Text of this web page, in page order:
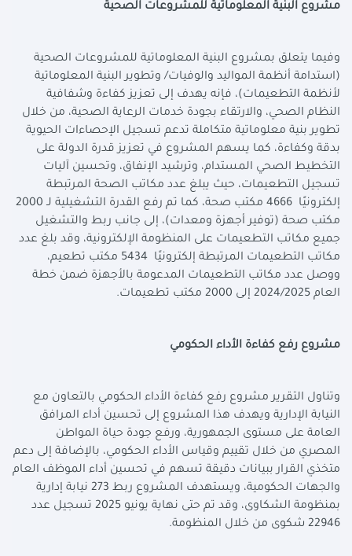
مشروع البنية المعلوماتية للمشروعات الصحية
وفيما يتعلق بمشروع البنية المعلوماتية للمشروعات الصحية
(استدامة أنظمة المواليد والوفيات/ وتطوير البنية المعلوماتية
لأنظمة التطعيمات)، فإنه يهدف إلى تعزيز كفاءة وشفافية
النظام الصحي، والارتقاء بجودة خدمات الرعاية الصحية، من خلال
تطوير بنية معلوماتية متكاملة تدعم تسجيل الإحصاءات الحيوية
بدقة وكفاءة، كما يسهم المشروع في تعزيز قدرة الدولة على
التخطيط الصحي المستدام، وترشيد الإنفاق، وتحسين آليات
تسجيل التطعيمات، حيث يبلغ عدد مكاتب الصحة المرتبطة
إلكترونيًا 4666 مكتب صحة، كما تم رفع القدرة التشغيلية لـ 2000
مكتب صحة (توفير أجهزة ومعدات)، إلى جانب ربط والتشغيل
جميع مكاتب التطعيمات على المنظومة الإلكترونية، وقد بلغ عدد
مكاتب التطعيمات المرتبطة إلكترونيًا 5434 مكتب تطعيم،
ووصل عدد مكاتب التطعيمات المدعومة بالأجهزة ضمن خطة
العام 2024/2025 إلى 2000 مكتب تطعيمات
.
مشروع رفع كفاءة الأداء الحكومي
وتناول التقرير مشروع رفع كفاءة الأداء الحكومي بالتعاون مع
النيابة الإدارية ويهدف هذا المشروع إلى تحسين أداء المرافق
العامة على مستوى الجمهورية، ورفع جودة حياة المواطن
المصري من خلال تقييم وقياس الأداء الحكومي، بالإضافة إلى دعم
متخذي القرار ببيانات دقيقة تسهم في تحسين أداء الموظف العام
والجهات الحكومية، ويستهدف المشروع ربط 273 نيابة إدارية
بمنظومة الشكاوى، وقد تم حتى نهاية يونيو 2025 تسجيل عدد
22946 شكوى من خلال المنظومة
.